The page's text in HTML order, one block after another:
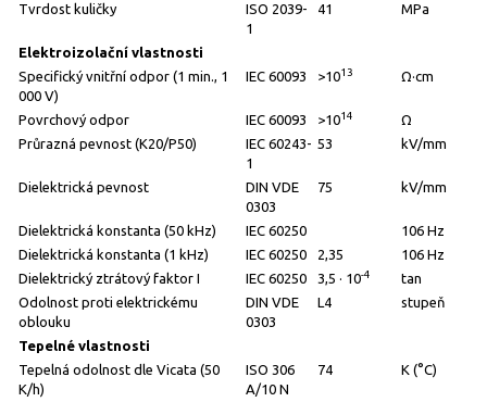
Tvrdost kuličky
ISO 2039-
1
41 MPa
Elektroizolační vlastnosti
Specifický vnitřní odpor (1 min., 1
000 V)
IEC 60093 >1013 Ω·cm
Povrchový odpor IEC 60093 >1014
Ω
Průrazná pevnost (K20/P50)
IEC 60243-
1
53 kV/mm
Dielektrická pevnost
DIN VDE
0303
75 kV/mm
Dielektrická konstanta (50 kHz) IEC 60250
106 Hz
Dielektrická konstanta (1 kHz)
IEC 60250 2,35
106 Hz
Dielektrický ztrátový faktor I
IEC 60250 3,5 · 10-4
tan
Odolnost proti elektrickému
oblouku
DIN VDE
0303
L4 stupeň
Tepelné vlastnosti
Tepelná odolnost dle Vicata (50
K/h)
ISO 306
A/10 N
74 K (°C)